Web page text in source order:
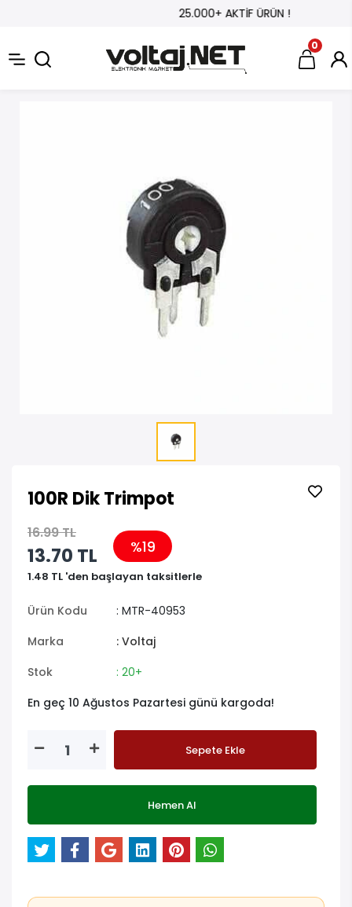
25.000+ AKTİF ÜRÜN !
0
100R Dik Trimpot
16.99 TL
13.70 TL %19
1.48 TL 'den başlayan taksitlerle
Ürün Kodu
: MTR-40953
Marka
: Voltaj
Stok
: 20+
En geç 10 Ağustos Pazartesi günü kargoda!
Sepete Ekle
Hemen Al